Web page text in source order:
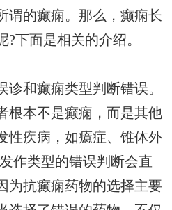
谓的癫痫。那么，癫痫长
下面是相关的介绍。
诊和癫痫类型判断错误。
根本不是癫痫，而是其他
性疾病，如癔症、锥体外
作类型的错误判断会直
为抗癫痫药物的选择主要